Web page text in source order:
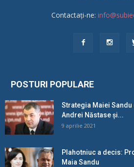
Contactați-ne:
POSTURI POPULARE
Strategia Maiei
Andrei Năstase și...
9 aprilie 2021
Plahotniuc a decis:
Maia Sandu